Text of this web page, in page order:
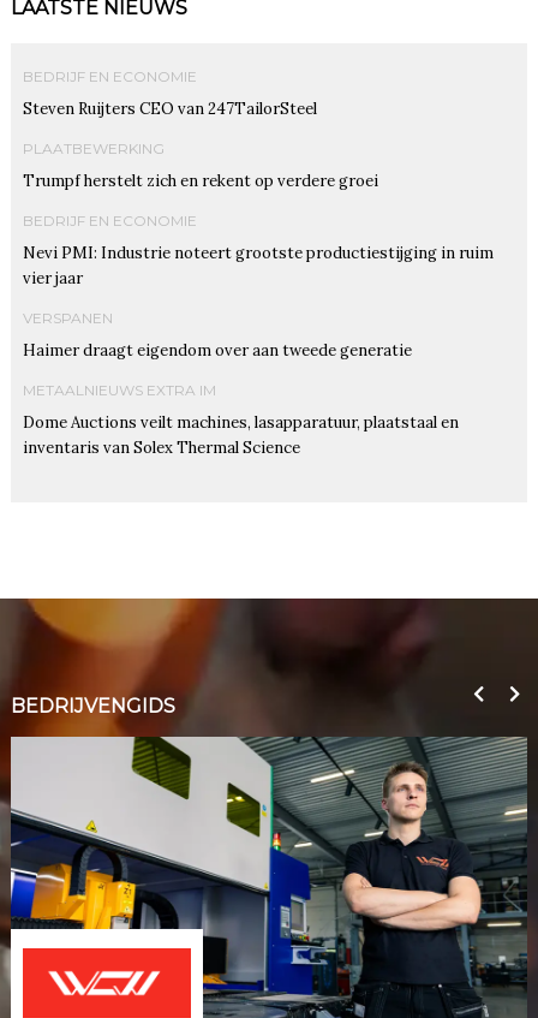
LAATSTE NIEUWS
BEDRIJF EN ECONOMIE
Steven Ruijters CEO van 247TailorSteel
PLAATBEWERKING
Trumpf herstelt zich en rekent op verdere groei
BEDRIJF EN ECONOMIE
Nevi PMI: Industrie noteert grootste productiestijging in ruim
vier jaar
VERSPANEN
Haimer draagt eigendom over aan tweede generatie
METAALNIEUWS EXTRA IM
Dome Auctions veilt machines, lasapparatuur, plaatstaal en
inventaris van Solex Thermal Science
BEDRIJVENGIDS